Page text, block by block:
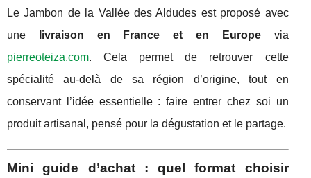
Le Jambon de la Vallée des Aldudes est proposé avec
une
livraison en France et en Europevia
pierreoteiza.com. Cela permet de retrouver cette
spécialité au-delà de sa région d’origine, tout en
conservant l’idée essentielle : faire entrer chez soi un
produit artisanal, pensé pour la dégustation et le partage.
Mini guide d’achat : quel format choisir